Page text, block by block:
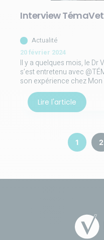
Interview
Actualité
20 février 2024
Il y a quelques mois, le Dr
s’est entretenu avec
son expérience chez Mon
Lire l'article
1 2